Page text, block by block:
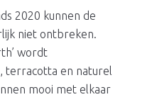
2020 kunnen de
niet ontbreken.
wordt
terracotta en naturel
mooi met elkaar